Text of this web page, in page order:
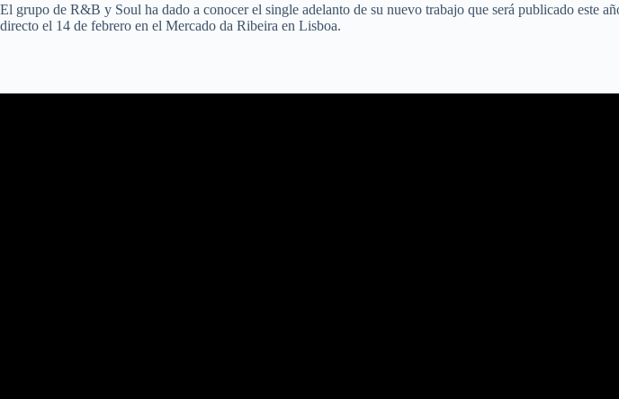
El grupo de R&B y Soul ha dado a conocer el single adelanto de su nuevo trabajo que será publicado este
directo el 14 de febrero en el Mercado da Ribeira en Lisboa.